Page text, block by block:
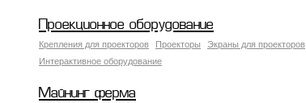
Проекционное оборудование
Крепления для проекторов Проекторы
Экраны для проекторов
Интерактивное оборудование
Майнинг ферма